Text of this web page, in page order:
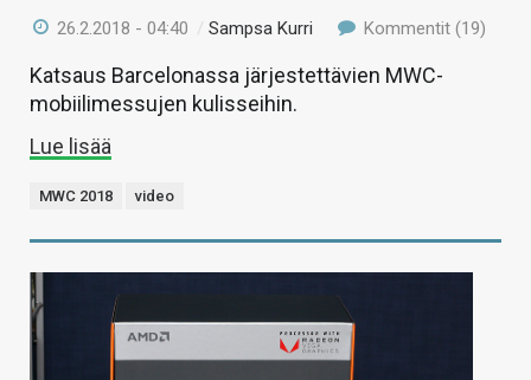
26.2.2018 - 04:40 /Sampsa Kurri Kommentit (19)
Katsaus Barcelonassa järjestettävien MWC-
mobiilimessujen kulisseihin.
Lue lisää
MWC 2018 video